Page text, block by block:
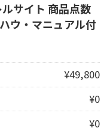
サイト 商品点数
ウ・マニュアル付
¥49,800
¥0
¥0